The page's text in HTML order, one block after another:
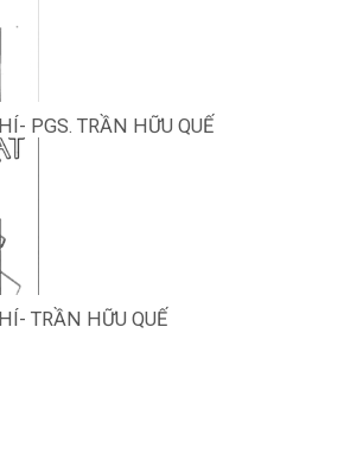
PGS. TRẦN HỮU QUẾ
TRẦN HỮU QUẾ